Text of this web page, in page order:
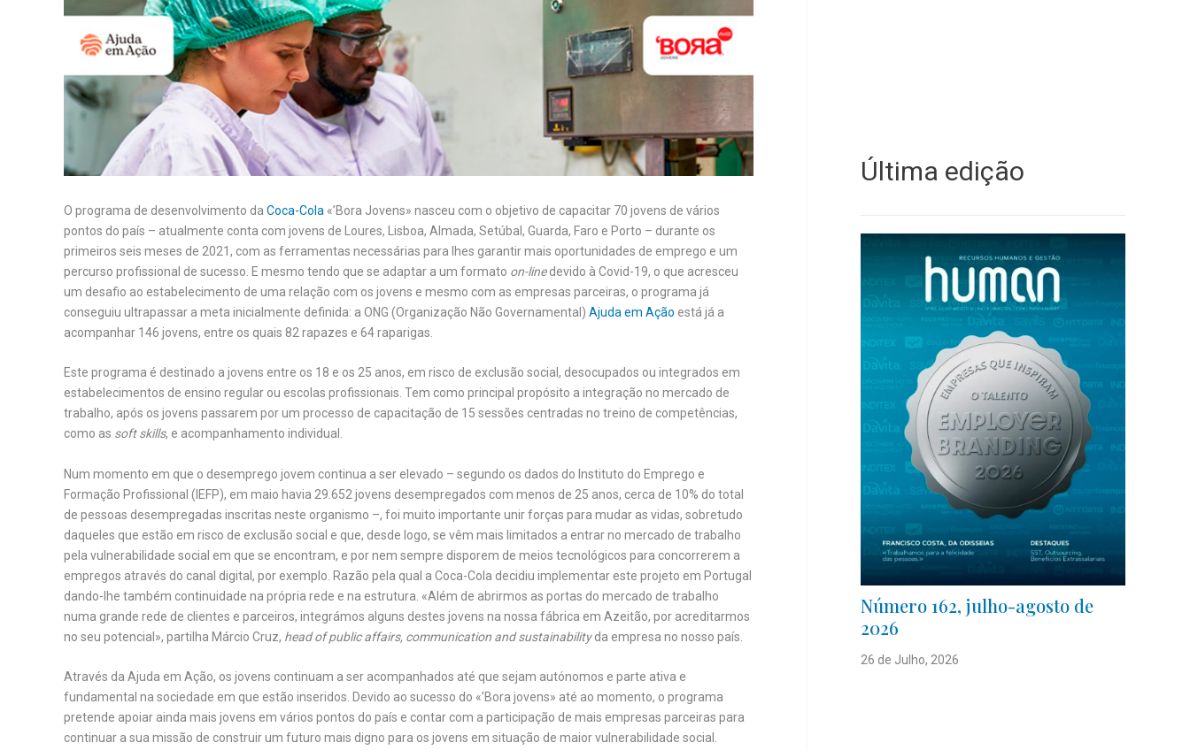
O programa de desenvolvimento da Coca-Cola «’Bora Jovens» nasceu com o objetivo de capacitar 70 jovens de vários
pontos do país – atualmente conta com jovens de Loures, Lisboa, Almada, Setúbal, Guarda, Faro e Porto – durante os
primeiros seis meses de 2021, com as ferramentas necessárias para lhes garantir mais oportunidades de emprego e um
percurso profissional de sucesso. E mesmo tendo que se adaptar a um formato on-linedevido à Covid-19, o que acresceu
um desafio ao estabelecimento de uma relação com os jovens e mesmo com as empresas parceiras, o programa já
conseguiu ultrapassar a meta inicialmente definida: a ONG (Organização Não Governamental) Ajuda em Ação está já a
acompanhar 146 jovens, entre os quais 82 rapazes e 64 raparigas.
Este programa é destinado a jovens entre os 18 e os 25 anos, em risco de exclusão social, desocupados ou integrados em
estabelecimentos de ensino regular ou escolas profissionais. Tem como principal propósito a integração no mercado de
trabalho, após os jovens passarem por um processo de capacitação de 15 sessões centradas no treino de competências,
como as soft skills, e acompanhamento individual.
Num momento em que o desemprego jovem continua a ser elevado – segundo os dados do Instituto do Emprego e
Formação Profissional (IEFP), em maio havia 29.652 jovens desempregados com menos de 25 anos, cerca de 10% do total
de pessoas desempregadas inscritas neste organismo –, foi muito importante unir forças para mudar as vidas, sobretudo
daqueles que estão em risco de exclusão social e que, desde logo, se vêm mais limitados a entrar no mercado de trabalho
pela vulnerabilidade social em que se encontram, e por nem sempre disporem de meios tecnológicos para concorrerem a
empregos através do canal digital, por exemplo. Razão pela qual a Coca-Cola decidiu implementar este projeto em Portugal
dando-lhe também continuidade na própria rede e na estrutura. «Além de abrirmos as portas do mercado de trabalho
numa grande rede de clientes e parceiros, integrámos alguns destes jovens na nossa fábrica em Azeitão, por acreditarmos
no seu potencial», partilha Márcio Cruz, head of public affairs, communication and sustainabilityda empresa no nosso país.
Através da Ajuda em Ação, os jovens continuam a ser acompanhados até que sejam autónomos e parte ativa e
fundamental na sociedade em que estão inseridos. Devido ao sucesso do «’Bora jovens» até ao momento, o programa
pretende apoiar ainda mais jovens em vários pontos do país e contar com a participação de mais empresas parceiras para
continuar a sua missão de construir um futuro mais digno para os jovens em situação de maior vulnerabilidade social.
Última edição
Número 162, julho-agosto de
2026
26 de Julho, 2026